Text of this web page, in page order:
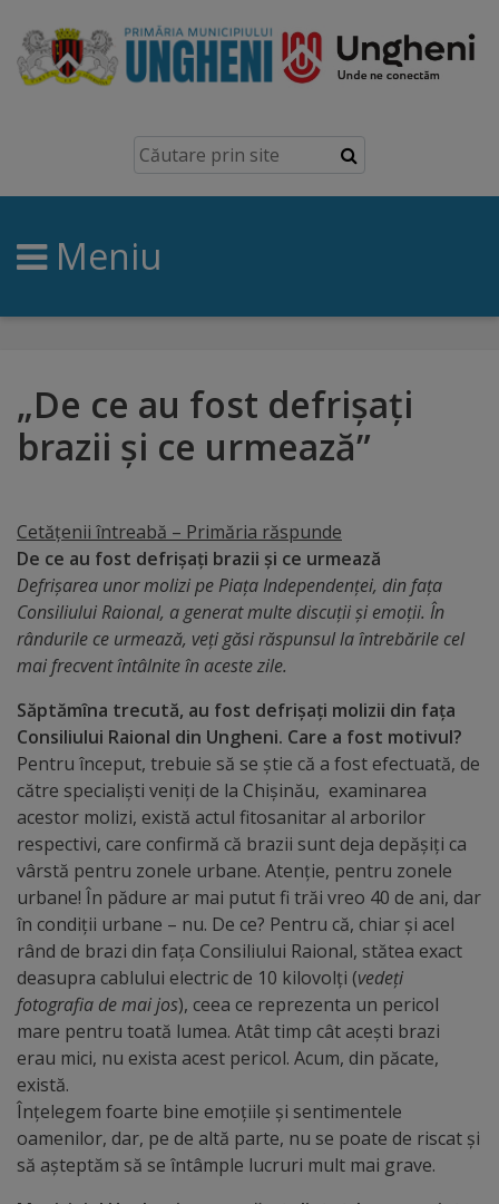
Ungheni
Prezentare
generală
Simbolurile
brand
Orașe
Distincții
Cetățeni
de
onoare
Deținători
ai
titlului
„Merite
pentru
Ungheni”
Diplome
de
Ungheniul
turistic
Meniu
„De ce au fost defrișați
brazii și ce urmează”
Cetățenii întreabă – Primăria răspunde
De ce au fost defrișați brazii și ce urmează
Defrișarea unor molizi pe Piața Independenței, din fața
Consiliului Raional, a generat multe discuții și emoții. În
rândurile ce urmează, veți găsi răspunsul la întrebările cel
mai frecvent întâlnite în aceste zile.
Săptămîna trecută, au fost defrișați molizii din fața
Consiliului Raional din Ungheni. Care a fost motivul?
Pentru început, trebuie să se știe că a fost efectuată, de
către specialiști veniți de la Chișinău, examinarea
acestor molizi, există actul fitosanitar al arborilor
respectivi, care confirmă că brazii sunt deja depășiți ca
vârstă pentru zonele urbane. Atenție, pentru zonele
urbane! În pădure ar mai putut fi trăi vreo 40 de ani, dar
în condiții urbane – nu. De ce? Pentru că, chiar și acel
rând de brazi din fața Consiliului Raional, stătea exact
deasupra cablului electric de 10 kilovolți (vedeți
fotografia de mai jos), ceea ce reprezenta un pericol
mare pentru toată lumea. Atât timp cât acești brazi
erau mici, nu exista acest pericol. Acum, din păcate,
există.
Înțelegem foarte bine emoțiile și sentimentele
oamenilor, dar, pe de altă parte, nu se poate de riscat și
să așteptăm să se întâmple lucruri mult mai grave.